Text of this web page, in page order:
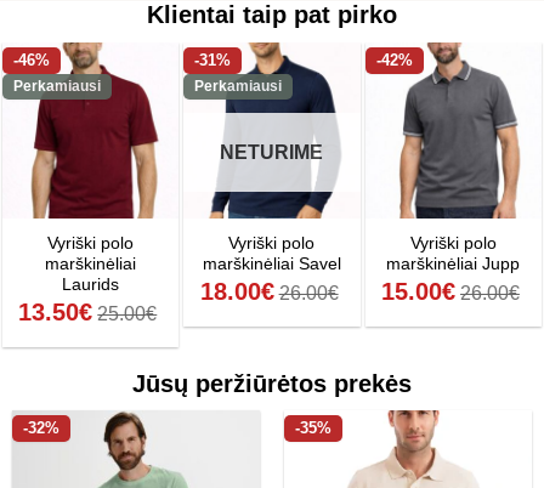
Klientai taip pat pirko
-46%
Perkamiausi
Vyriški polo
marškinėliai
Laurids
13.50€ 25.00€
-31%
Perkamiausi
NETURIME
Vyriški polo
marškinėliai Savel
18.00€ 26.00€
-42%
Vyriški polo
marškinėliai Jupp
15.00€ 26.00€
Jūsų peržiūrėtos prekės
-32% -35%